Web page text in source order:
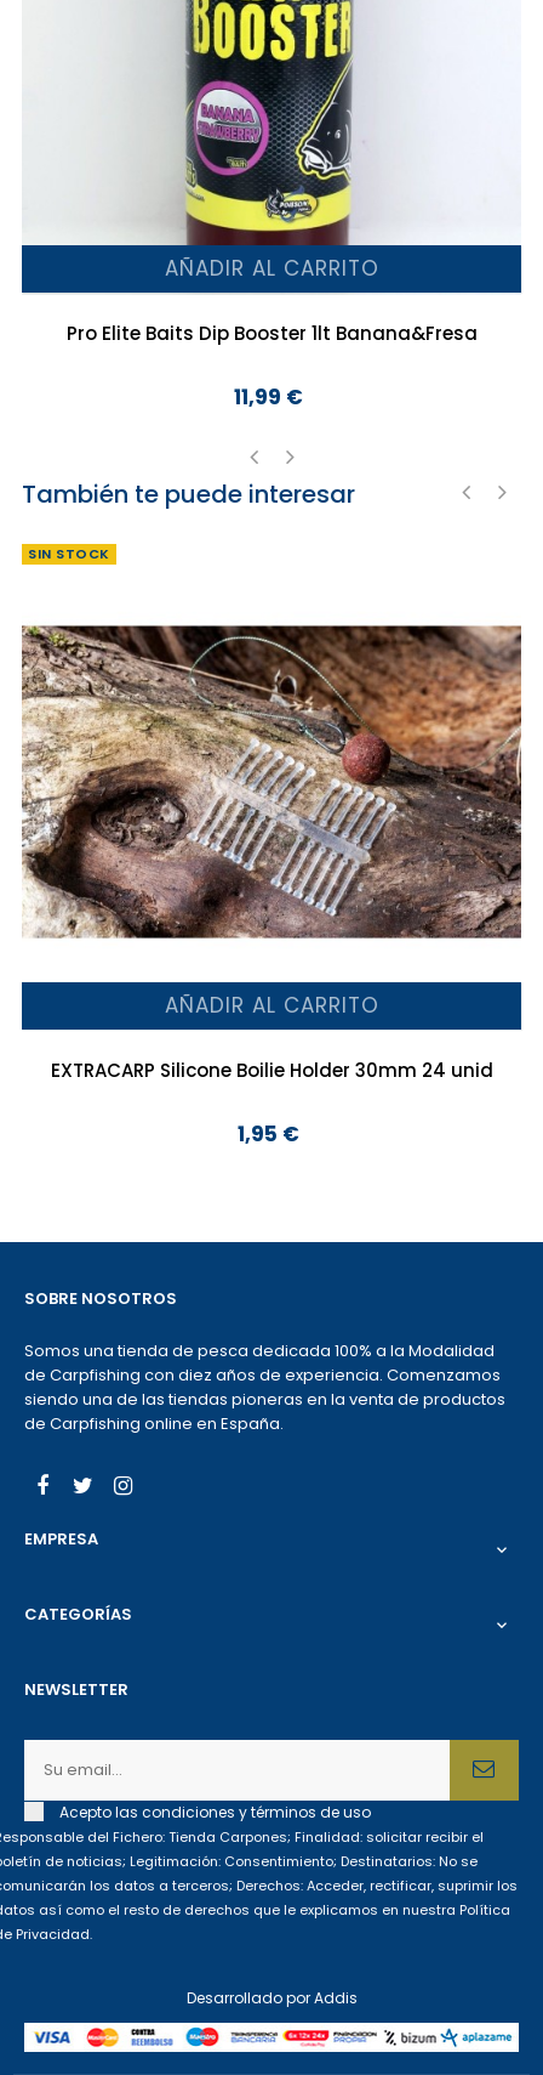
AÑADIR AL CARRITO
Pro Elite Baits Dip Booster 1lt Banana&Fresa
Precio
11,99 €
‹ ›
También te puede interesar
SIN STOCK
AÑADIR AL CARRITO
EXTRACARP Silicone Boilie Holder 30mm 24 unid
Precio
1,95 €
SOBRE NOSOTROS
Somos una tienda de pesca dedicada 100% a la Modalidad
de Carpfishing con diez años de experiencia. Comenzamos
siendo una de las tiendas pioneras en la venta de productos
de Carpfishing online en España.
Facebook
Twitter
EMPRESA 
CATEGORÍAS 
NEWSLETTER
Acepto las condiciones y términos de uso
del Fichero: Tienda Carpones; Finalidad: solicitar recibir el
de noticias; Legitimación: Consentimiento; Destinatarios: No se
los datos a terceros; Derechos: Acceder, rectificar, suprimir los
así como el resto de derechos que le explicamos en nuestra Política
Privacidad.
Desarrollado porAddis